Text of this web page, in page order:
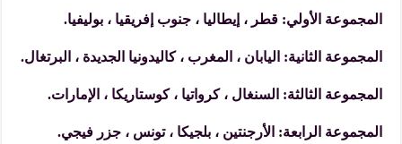
المجموعة الأولي: قطر ، إيطاليا ، جنوب إفريقيا ، بوليفيا.
المجموعة الثانية: اليابان ، المغرب ، كاليدونيا الجديدة ، البرتغال.
المجموعة الثالثة: السنغال ، كرواتيا ، كوستاريكا ، الإمارات.
المجموعة الرابعة: الأرجنتين ، بلجيكا ، تونس ، جزر فيجي.